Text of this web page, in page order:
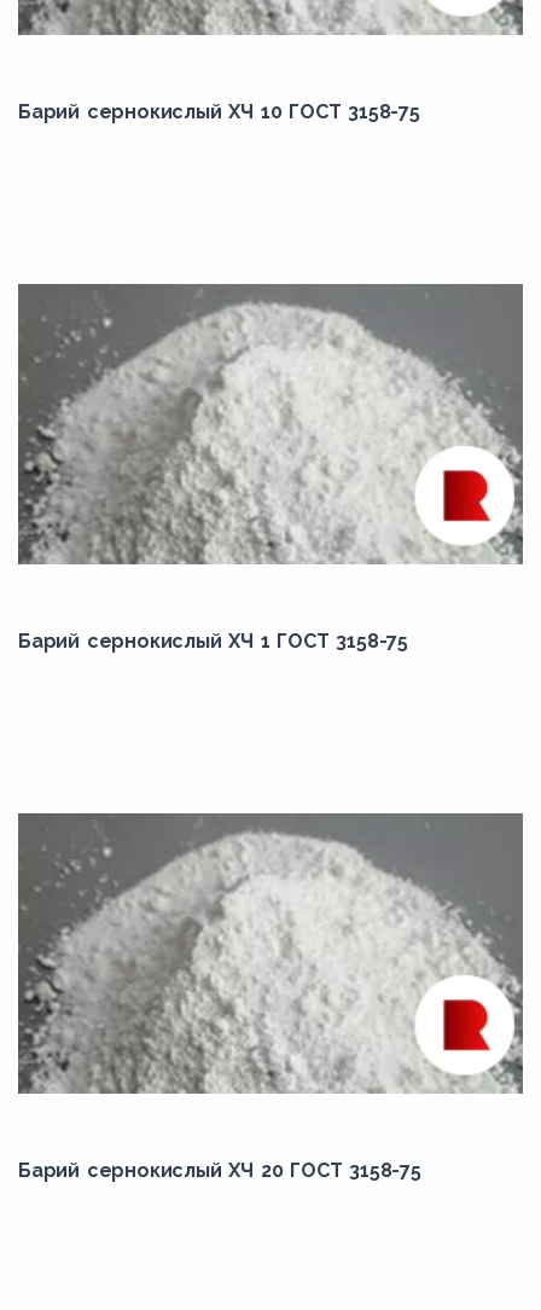
Барий сернокислый ХЧ 10 ГОСТ 3158-75
Барий сернокислый ХЧ 1 ГОСТ 3158-75
Барий сернокислый ХЧ 20 ГОСТ 3158-75